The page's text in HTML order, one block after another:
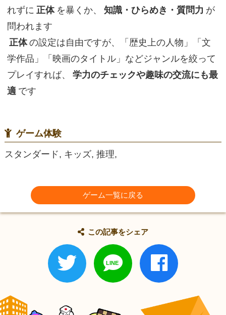
れずに 正体 を暴くか、 知識・ひらめき・質問力 が
問われます
正体 の設定は自由ですが、「歴史上の人物」「文
学作品」「映画のタイトル」などジャンルを絞って
プレイすれば、
学力のチェックや趣味の交流にも最
適 です
ゲーム体験
スタンダード, キッズ, 推理,
ゲーム一覧に戻る
この記事をシェア